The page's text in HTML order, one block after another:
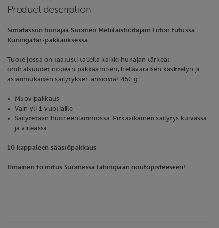
Product description
Simatassun hunajaa Suomen Mehiläishoitajain Liiton tutussa
Kuningatar-pakkauksessa.
Tuote jossa on taatusti tallella kaikki hunajan tärkeät
ominaisuudet nopean pakkaamisen, hellävaraisen käsittelyn ja
asianmukaisen säilytyksen ansiosta! 450 g
Muovipakkaus
Vain yli 1-vuotiaille
Säilytetään huoneenlämmössä. Pitkäaikainen säilytys kuivassa
ja viileässä
10 kappaleen säästöpakkaus
Ilmainen toimitus Suomessa lähimpään noutopisteeseen!